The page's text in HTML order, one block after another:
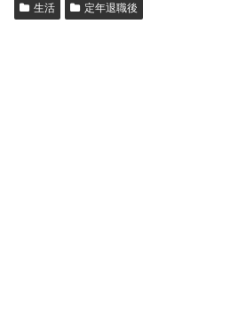
生活 定年退職後